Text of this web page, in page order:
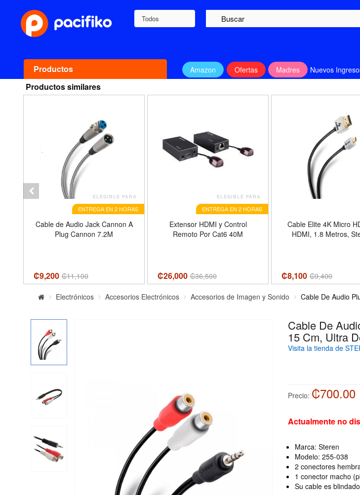
Todos
Productos Amazon Ofertas Madres Nuevos
Productos similares
ELEGIBLE PARA
ENTREGA EN 2 HORAS
Cable de Audio Jack Cannon A
Plug Cannon 7.2M
₡9,200 ₡11,100
ELEGIBLE PARA
ENTREGA EN 2 HORAS
Extensor HDMI y Control
Remoto Por Cat6 40M
₡26,000 ₡36,500
Cable Elite 4K Micro
HDMI, 1.8 Metros,
₡8,100 ₡9,400
Electrónicos Accesorios Electrónicos Accesorios de Imagen y Sonido Cable De Audio
Cable De
15 Cm, Ultra
Visita la tienda de
Precio: ₡700.00
Actualmente no
Marca: Steren
Modelo: 255-038
2 conectores
1 conector macho
Su cable es